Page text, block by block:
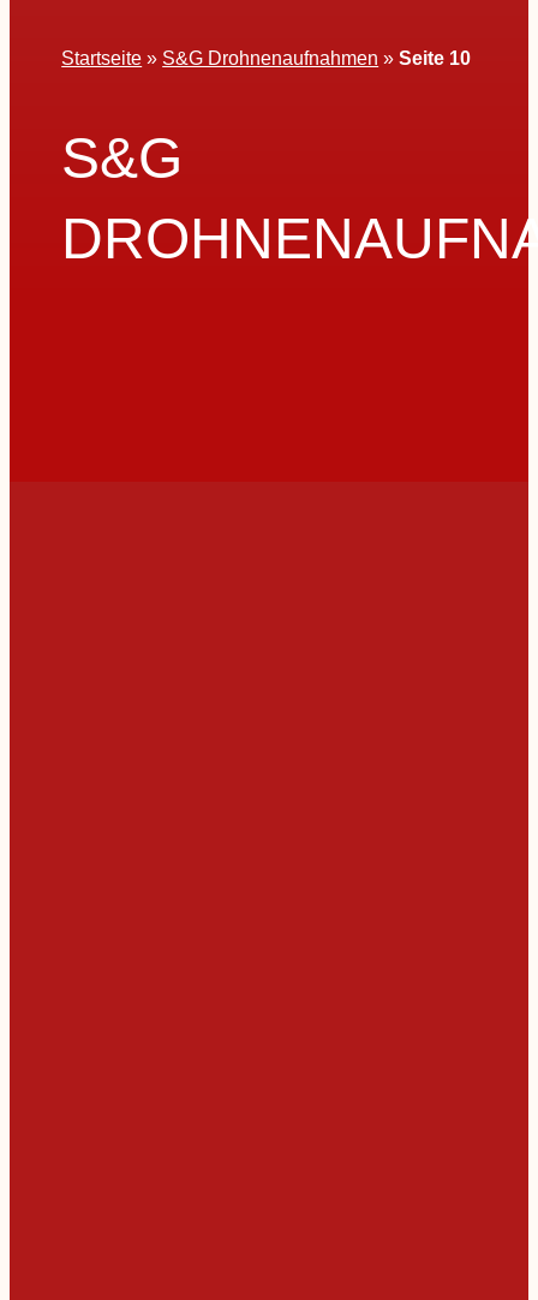
Startseite » S&G Drohnenaufnahmen »Seite 10
S&G